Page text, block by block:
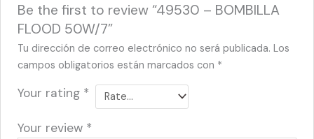
Be the first to review “49530 – BOMBILLA
FLOOD 50W/7”
Tu dirección de correo electrónico no será publicada. Los
campos obligatorios están marcados con *
Your rating *
Your review *